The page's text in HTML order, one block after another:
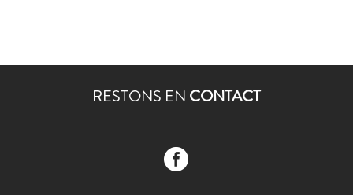
RESTONS EN CONTACT
